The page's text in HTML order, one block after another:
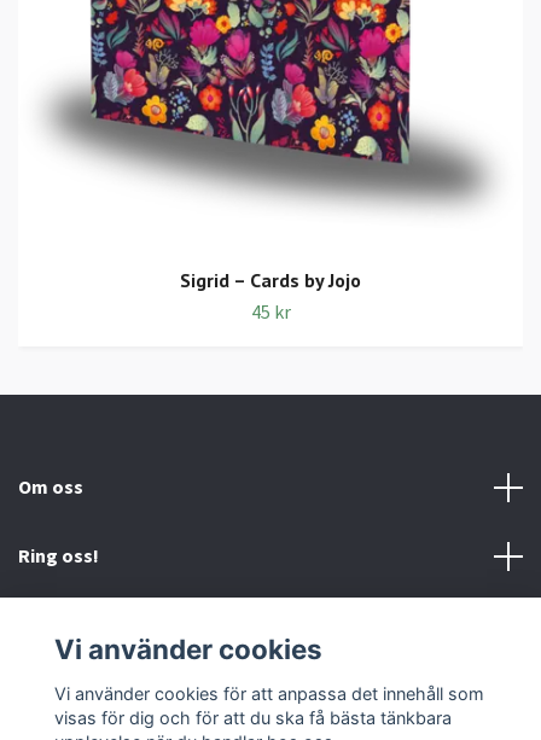
Sigrid – Cards by Jojo
45 kr
Om oss
Ring oss!
Sociala medier
Vi använder cookies
Vi använder cookies för att anpassa det innehåll som
visas för dig och för att du ska få bästa tänkbara